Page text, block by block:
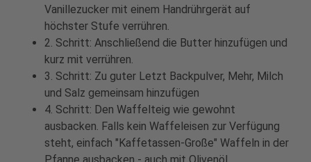
Vanillezucker mit einem Handrührgerät auf
höchster Stufe verrühren.
2. Schritt: Anschließend die Butter hinzufügen und
kurz mit verrühren.
3. Schritt: Zu guter Letzt Backpulver, Mehr, Milch
und Salz gemeinsam hinzufügen
4. Schritt: Den Waffelteig wie gewohnt
ausbacken. Falls kein Waffeleisen zur Verfügung
steht, einfach "Kaffetassen-Große" Waffeln in der